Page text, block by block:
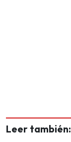
Leer también: